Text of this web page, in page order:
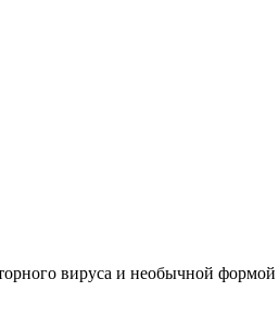
вируса и необычной формой